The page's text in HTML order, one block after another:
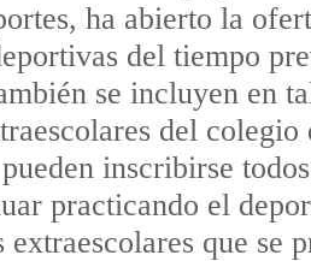
ha abierto la
del tiempo
se incluyen en
del colegio
inscribirse
practicando el
extraescolares que se